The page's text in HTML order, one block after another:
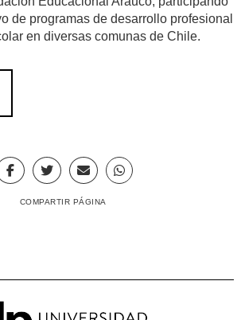
de programas de desarrollo profesional
en diversas comunas de Chile.
COMPARTIR PÁGINA